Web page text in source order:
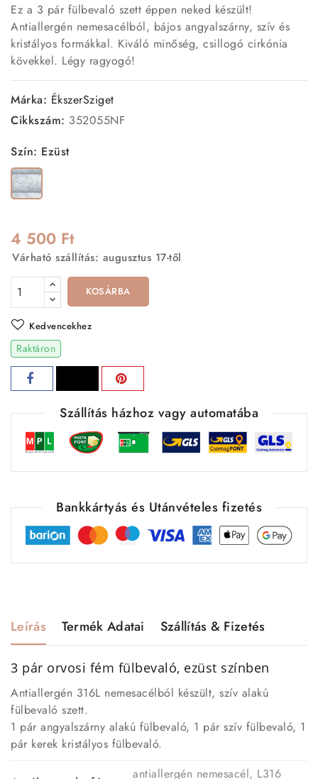
Ez a 3 pár fülbevaló szett éppen neked készült!
Antiallergén nemesacélból, bájos angyalszárny, szív és
kristályos formákkal. Kiváló minőség, csillogó cirkónia
kövekkel. Légy ragyogó!
Márka: ÉkszerSziget
Cikkszám: 352055NF
Szín: Ezüst
Ezüst
4 500 Ft
Várható szállítás: augusztus 17-től
KOSÁRBA
Kedvencekhez
Raktáron
Szállítás házhoz vagy automatába
Bankkártyás és Utánvételes fizetés
Leírás Termék Adatai Szállítás & Fizetés
3 pár orvosi fém fülbevaló, ezüst színben
Antiallergén 316L nemesacélból készült, szív alakú
fülbevaló szett.
1 pár angyalszárny alakú fülbevaló, 1 pár szív fülbevaló, 1
pár kerek kristályos fülbevaló.
antiallergén nemesacél, L316